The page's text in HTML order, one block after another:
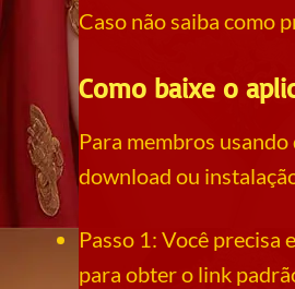
Caso não saiba como
Como baixe o
Para membros
download ou
Passo 1: Você
para obter o link